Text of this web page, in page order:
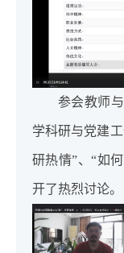
参会教师
学科研与党建
研热情”、“如
开了热烈讨论。